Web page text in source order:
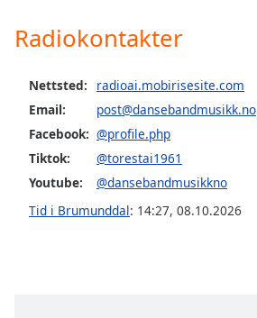
Opacity
Caption
Area
Background
Color
Opacity
Radiokontakter
Nettsted:
radioai.mobirisesite.com
Email:
post@dansebandmusikk.no
Facebook: @profile.php
Tiktok:
@torestai1961
Youtube:
@dansebandmusikkno
Tid i Brumunddal: 14:27, 08.10.2026